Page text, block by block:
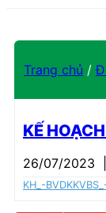
Trang chủ /
KẾ
26/07/2023
KH_-